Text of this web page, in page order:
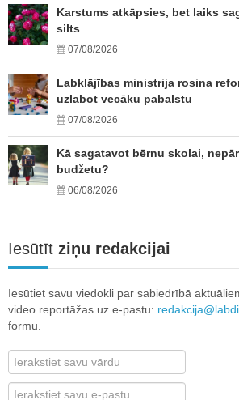
Karstums atkāpsies, bet laiks
silts
07/08/2026
Labklājības ministrija rosina
uzlabot vecāku pabalstu
07/08/2026
Kā sagatavot bērnu skolai,
budžetu?
06/08/2026
Iesūtīt ziņu redakcijai
Iesūtiet savu viedokli par sabiedrībā
video reportāžas uz e-pastu:
formu.